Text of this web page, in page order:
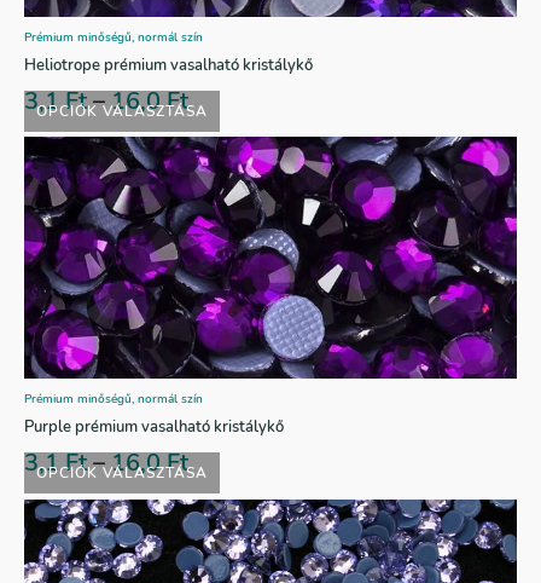
OPCIÓK VÁLASZTÁSA
Prémium minőségű, normál szín
Heliotrope prémium vasalható kristálykő
3,1Ft–16,0Ft
OPCIÓK VÁLASZTÁSA
Prémium minőségű, normál szín
Purple prémium vasalható kristálykő
3,1Ft–16,0Ft